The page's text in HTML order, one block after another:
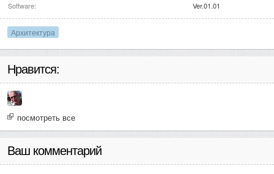
Software:
Ver.01.01
Архитектура
Нравится:
посмотреть все
Ваш комментарий